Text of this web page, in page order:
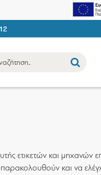
ετικετών και μηχανών
παρακολουθούν και να